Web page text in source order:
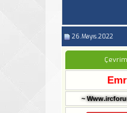
26.Mayıs.2022
~